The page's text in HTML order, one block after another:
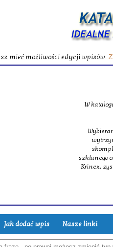
mieć możliwości edycji wpisów.
W
szklanego
Krinex,
Jak dodać wpis Nasze linki